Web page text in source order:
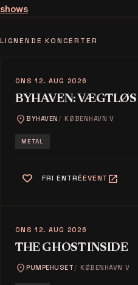
shows
LIGNENDE KONCERTER
ONS 12. AUG 2026
BYHAVEN: VÆGTLØS
location_on BYHAVEN KØBENHAVN V
METAL
favorite FRI ENTRÉEVENT open_in_new
ONS 12. AUG 2026
THE GHOST INSIDE
location_on PUMPEHUSET KØBENHAVN V